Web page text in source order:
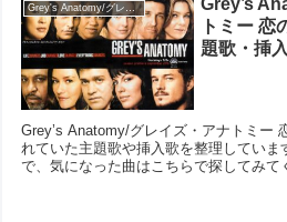
Grey’s
トミー 恋
題歌・挿
Grey’s Anatomy/グレイズ・アナトミー
れていた主題歌や挿入歌を整理していま
で、気になった曲はこちらで探してみ